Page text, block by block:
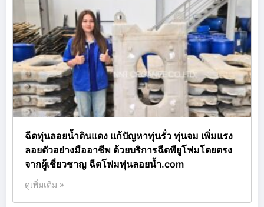
ฉีดทุ่นลอยน้ำดินแดง แก้ปัญหาทุ่นรั่ว ทุ่นจม เพิ่มแรง
ลอยตัวอย่างมืออาชีพ ด้วยบริการฉีดพียูโฟมโดยตรง
จากผู้เชี่ยวชาญ ฉีดโฟมทุ่นลอยน้ำ.com
ดูเพิ่มเติม »